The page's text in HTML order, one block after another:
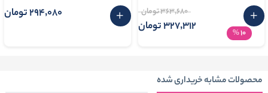
10
%
363٬680 تومان
327٬312 تومان
294٬080 تومان
محصولات مشابه خریداری شده